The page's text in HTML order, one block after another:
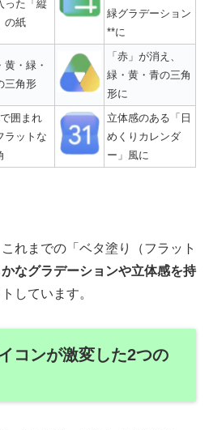
った「縦
の紙
緑グラデーション
**に
黄・緑・
三角形
「赤」が消え、
緑・黄・青の三角
形に
囲まれ
ラットな
立体感のある「日
めくりカレンダ
ー」風に
れまでの「ベタ塗り（フラット
なグラデーションや立体感を持
しています。
コンが激変した2つの